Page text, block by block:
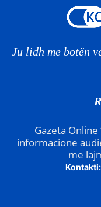
Ju lidh me botën
Gazeta
informacione
me
Kontakti: